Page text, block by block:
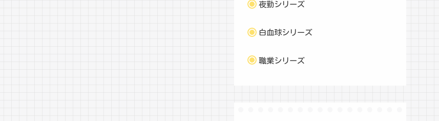
夜勤シリーズ
白血球シリーズ
職業シリーズ